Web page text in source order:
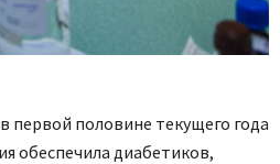
первой половине текущего года
обеспечила диабетиков,